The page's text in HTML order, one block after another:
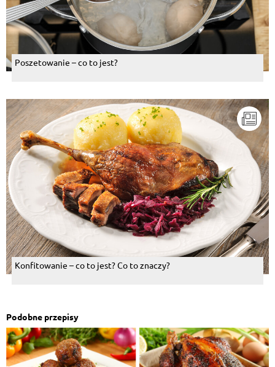
Poszetowanie – co to jest?
Konfitowanie – co to jest? Co to znaczy?
Podobne przepisy